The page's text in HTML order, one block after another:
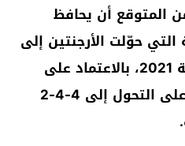
المتوقع أن يحافظ
حوّلت الأرجنتين إلى
ماكينة تنافسية منذ سنة 2021، بالاعتماد على
خطة 4-3-3 مرنة قادرة على التحول إلى 4-4-2